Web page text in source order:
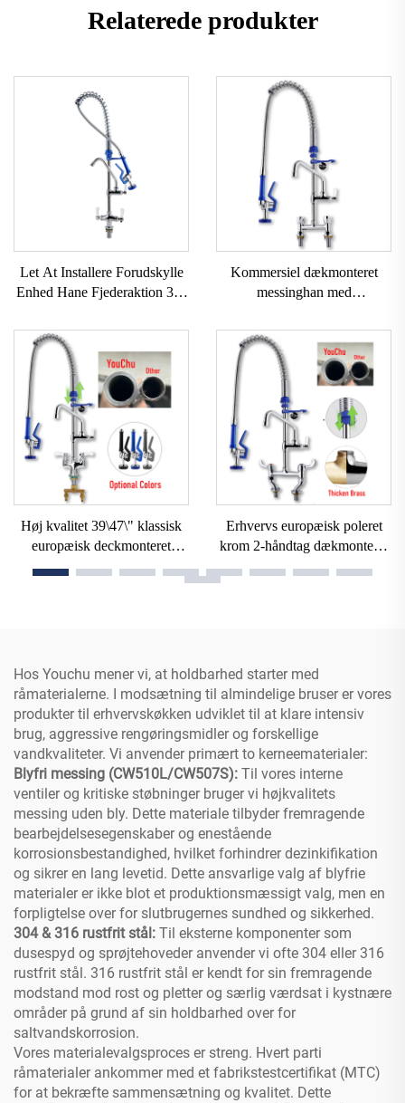
Relaterede produkter
Let At Installere Forudskylle
Enhed Hane Fjederaktion 38"
Professionel Hane Forudskylle
Enhed Med Albue Køkken
Kommersiel dækmonteret
messinghan med
forudskylning til køkkenhaner,
nem installation, håndhjul,
industriel brug, hoteller
Høj kvalitet 39\47\" klassisk
europæisk deckmonteret
kommerciel køkkenhane til
forrensning med sprøjtestykke,
Erhvervs europæisk poleret
krom 2-håndtag dækmonteret
træk forudrengningssprøjte
Hos Youchu mener vi, at holdbarhed starter med
råmaterialerne. I modsætning til almindelige bruser er vores
produkter til erhvervskøkken udviklet til at klare intensiv
brug, aggressive rengøringsmidler og forskellige
vandkvaliteter. Vi anvender primært to kerneematerialer:
Blyfri messing (CW510L/CW507S): Til vores interne
ventiler og kritiske støbninger bruger vi højkvalitets
messing uden bly. Dette materiale tilbyder fremragende
bearbejdelsesegenskaber og enestående
korrosionsbestandighed, hvilket forhindrer dezinkifikation
og sikrer en lang levetid. Dette ansvarlige valg af blyfrie
materialer er ikke blot et produktionsmæssigt valg, men en
forpligtelse over for slutbrugernes sundhed og sikkerhed.
304 & 316 rustfrit stål: Til eksterne komponenter som
dusespyd og sprøjtehoveder anvender vi ofte 304 eller 316
rustfrit stål. 316 rustfrit stål er kendt for sin fremragende
modstand mod rost og pletter og særlig værdsat i kystnære
områder på grund af sin holdbarhed over for
saltvandskorrosion.
Vores materialevalgsproces er streng. Hvert parti
råmaterialer ankommer med et fabrikstestcertifikat (MTC)
for at bekræfte sammensætning og kvalitet. Dette